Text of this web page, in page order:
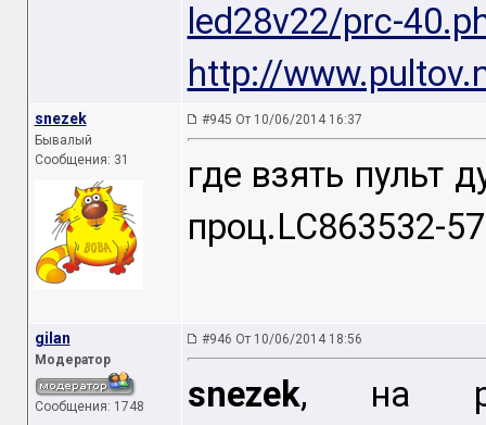
led28v22/prc-
http://
snezek
Бывалый
Сообщения: 31
#945 От 10/06/2014 16:37
где взять пульт
проц.LC863532-
gilan
Модератор
Сообщения: 1748
#946 От 10/06/2014 18:56
snezek, на